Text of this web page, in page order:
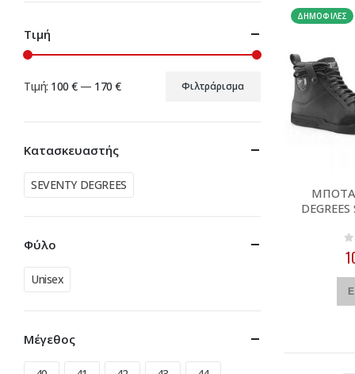
ΔΗΜΟΦΙΛΈΣ
0
Τιμή
Ελάχιστη
τιμή
Μέγιστη
τιμή
Φιλτράρισμα
Τιμή: 100 €— 170 €
Κατασκευαστής
SEVENTY DEGREES
Φύλο
Unisex
Μέγεθος